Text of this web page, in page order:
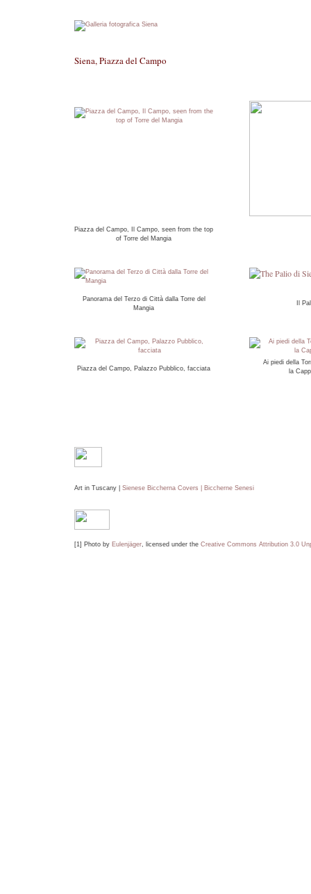
Siena, Piazza del Campo
Piazza del Campo, Il Campo, seen from the top
of Torre del Mangia
Panorama del Terzo di Città dalla Torre del
Mangia
Il
Piazza del Campo, Palazzo Pubblico, facciata
Ai piedi della
la
Art in Tuscany | Sienese Biccherna Covers | Biccherne Senesi
[1] Photo by Eulenjäger, licensed under the Creative Commons Attribution 3.0